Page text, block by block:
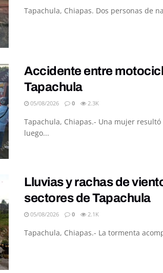
Tapachula, Chiapas. Dos personas de
Accidente entre
Tapachula
05/08/2026 0 2.3K
Tapachula, Chiapas.- Una mujer
luego...
Lluvias y rachas de
sectores de Tapachula
05/08/2026 0 2.1K
Tapachula, Chiapas.- La tormenta